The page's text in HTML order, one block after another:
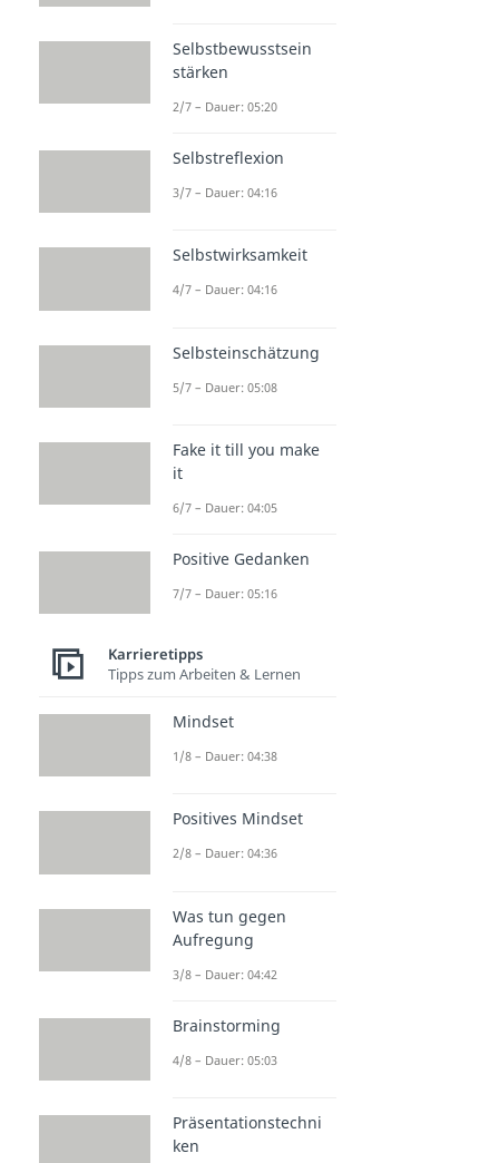
Selbstbewusstsein
stärken
2/7 – Dauer: 05:20
Selbstreflexion
3/7 – Dauer: 04:16
Selbstwirksamkeit
4/7 – Dauer: 04:16
Selbsteinschätzung
5/7 – Dauer: 05:08
Fake it till you make
it
6/7 – Dauer: 04:05
Positive Gedanken
7/7 – Dauer: 05:16
Karrieretipps
Tipps zum Arbeiten & Lernen
Mindset
1/8 – Dauer: 04:38
Positives Mindset
2/8 – Dauer: 04:36
Was tun gegen
Aufregung
3/8 – Dauer: 04:42
Brainstorming
4/8 – Dauer: 05:03
Präsentationstechni
ken